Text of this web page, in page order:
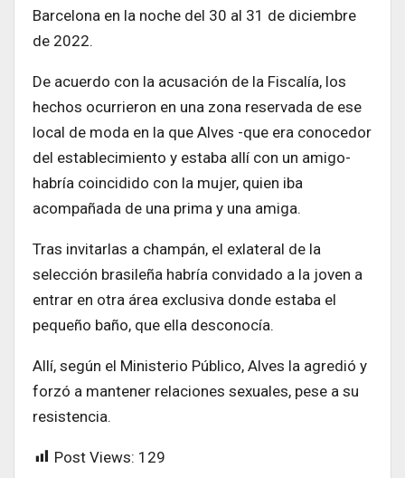
Barcelona en la noche del 30 al 31 de diciembre
de 2022.
De acuerdo con la acusación de la Fiscalía, los
hechos ocurrieron en una zona reservada de ese
local de moda en la que Alves -que era conocedor
del establecimiento y estaba allí con un amigo-
habría coincidido con la mujer, quien iba
acompañada de una prima y una amiga.
Tras invitarlas a champán, el exlateral de la
selección brasileña habría convidado a la joven a
entrar en otra área exclusiva donde estaba el
pequeño baño, que ella desconocía.
Allí, según el Ministerio Público, Alves la agredió y
forzó a mantener relaciones sexuales, pese a su
resistencia.
Post Views: 129